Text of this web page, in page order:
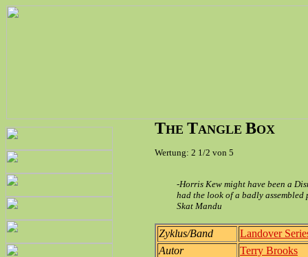
THE TANGLE BOX
Wertung: 2 1/2 von 5
-Horris Kew might have been a
had the look of a badly assembled
Skat Mandu
Zyklus/Band
Landover
Autor
Terry Brooks